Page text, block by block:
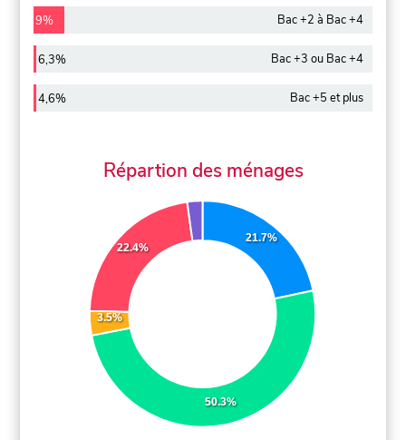
9% Bac +2 à Bac +4
6,3% Bac +3 ou Bac +4
4,6% Bac +5 et plus
Répartion des ménages
21.7%
50.3%
3.5%
22.4%